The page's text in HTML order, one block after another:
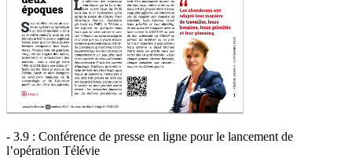
- 3.9 : Conférence de presse en ligne pour le lancement de
l’opération Télévie